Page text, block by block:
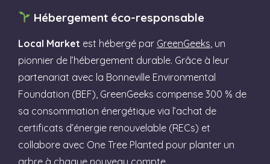
Hébergement éco-responsable
Local Market est hébergé par GreenGeeks , un
pionnier de l’hébergement durable. Grâce à leur
partenariat avec la Bonneville Environmental
Foundation (BEF), GreenGeeks compense 300 % de
sa consommation énergétique via l’achat de
certificats d’énergie renouvelable (RECs) et
collabore avec One Tree Planted pour planter un
arbre à chaque nouveau compte.